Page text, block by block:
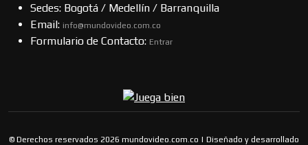
Sedes: Bogotá / Medellín / Barranquilla
Email: info@mundovideo.com.co
Formulario de Contacto: Entrar
© Derechos reservados 2026 mundovideo.com.co | Diseñado y desarrollado